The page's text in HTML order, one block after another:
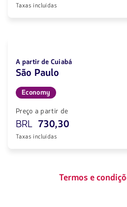
Taxas incluídas
A partir de Cuiabá
São Paulo
Economy
Preço a partir de
BRL 730,30
Taxas incluídas
Termos e